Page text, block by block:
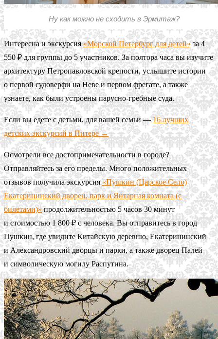
Ну как можно не сходить в Эрмитаж?
Интересна и экскурсия«Морской Петербург для детей»за 4
550 ₽ для группы до 5 участников. За полтора часа вы изучите
архитектуру Петропавловской крепости, услышите истории
о первой судоверфи на Неве и первом фрегате, а также
узнаете, как были устроены парусно-гребные суда.
Если вы едете с детьми, для вашей семьи —16 лучших
детских экскурсий в Питере →
Осмотрели все достопримечательности в городе?
Отправляйтесь за его пределы. Много положительных
отзывов получила экскурсия«Пушкин (Царское Село)
Екатерининский дворец, парк и Янтарная комната (с
билетами)»продолжительностью 5 часов 30 минут
и стоимостью 1 800 ₽ с человека. Вы отправитесь в город
Пушкин, где увидите Китайскую деревню, Екатерининский
и Александровский дворцы и парки, а также дворец Палей
и символическую могилу Распутина.